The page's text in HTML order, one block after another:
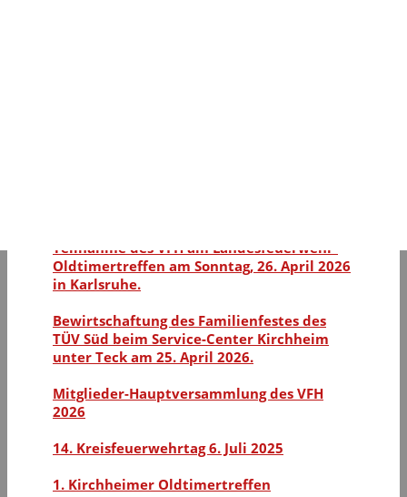
Teilnahme des VFH am Landesfeuerwehr-
Oldtimertreffen am Sonntag, 26. April 2026
in Karlsruhe.
Bewirtschaftung des Familienfestes des
TÜV Süd beim Service-Center Kirchheim
unter Teck am 25. April 2026.
Mitglieder-Hauptversammlung des VFH
2026
14. Kreisfeuerwehrtag 6. Juli 2025
1. Kirchheimer Oldtimertreffen